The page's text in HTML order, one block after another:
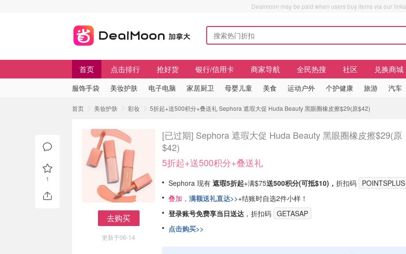
Dealmoon may be paid when users buy items via our links.
首页 点击排行 抢好货 银行/信用卡 商家导航 全民热搜 社区 兑换商城
服饰手袋 美妆护肤 电子电脑 家居厨卫 母婴儿童 美食 运动户外 个护健康 旅游 汽车
首页 美妆护肤 彩妆 5折起+送500积分+叠送礼 Sephora 遮瑕大促 Huda Beauty 黑眼圈橡皮擦$29(原$42)
去购买
更新于06-14
[已过期] Sephora 遮瑕大促 Huda Beauty 黑眼圈橡皮擦$29(原
$42)
5折起+送500积分+叠送礼
Sephora 现有 遮瑕5折起+满$75送500积分(可抵$10)， 折扣码 POINTSPLUS
叠加， 满额送礼直达>>+结账时自选2件小样！
登录账号免费享当日送达 ，折扣码 GETASAP
点击购买>>
1